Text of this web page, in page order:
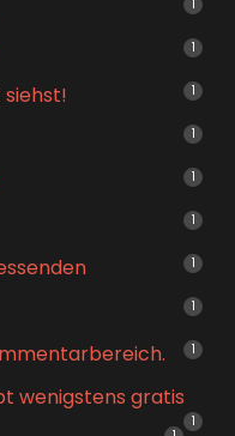
1
1
siehst! 1
1
1
1
1
1
1
wenigstens gratis
1